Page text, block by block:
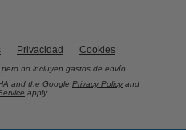
Privacidad Cookies
no incluyen gastos de envío.
and the Google Privacy Policy and
apply.